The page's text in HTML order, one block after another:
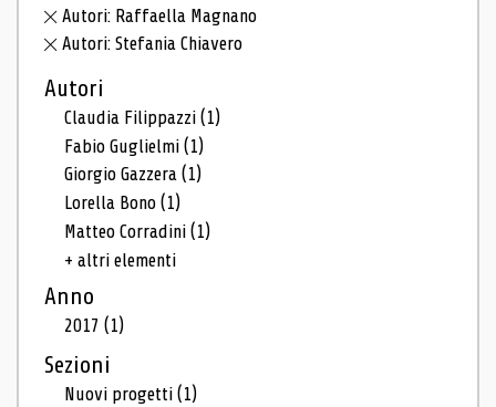
Autori: Raffaella Magnano
Autori: Stefania Chiavero
Autori
Claudia Filippazzi(1)
Fabio Guglielmi(1)
Giorgio Gazzera(1)
Lorella Bono(1)
Matteo Corradini(1)
+ altri elementi
Anno
2017(1)
Sezioni
Nuovi progetti(1)